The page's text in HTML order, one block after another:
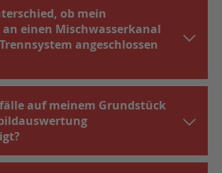
ob mein
einen Mischwasserkanal
angeschlossen
auf meinem Grundstück